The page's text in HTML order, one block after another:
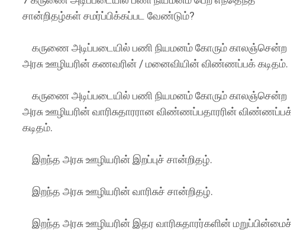
சான்றிதழ்கள் சமர்ப்பிக்கப்பட வேண்டும்?
கருணை அடிப்படையில் பணி நியமனம் கோரும் காலஞ்சென்ற
அரசு ஊழியரின் கணவரின் / மனைவியின் விண்ணப்பக் கடிதம்.
கருணை அடிப்படையில் பணி நியமனம் கோரும் காலஞ்சென்ற
அரசு ஊழியரின் வாரிசுதாரரான விண்ணப்பதாரரின்
கடிதம்.
இறந்த அரசு ஊழியரின் இறப்புச் சான்றிதழ்.
இறந்த அரசு ஊழியரின் வாரிசுச் சான்றிதழ்.
இறந்த அரசு ஊழியரின் இதர வாரிசுதாரர்களின்